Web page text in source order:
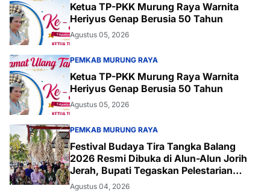
Ketua TP-PKK Murung Raya Warnita
Heriyus Genap Berusia 50 Tahun
Agustus 05, 2026
PEMKAB MURUNG RAYA
Ketua TP-PKK Murung Raya Warnita
Heriyus Genap Berusia 50 Tahun
Agustus 05, 2026
PEMKAB MURUNG RAYA
Festival Budaya Tira Tangka Balang
2026 Resmi Dibuka di Alun-Alun Jorih
Jerah, Bupati Tegaskan Pelestarian
Budaya
Agustus 04, 2026